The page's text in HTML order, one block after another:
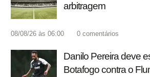
arbitragem
08/08/26 às 06:00 0 comentários
Danilo Pereira deve
Botafogo contra o